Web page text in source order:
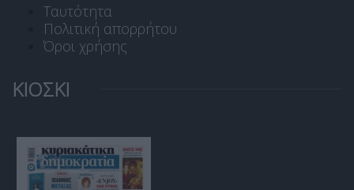
Ταυτότητα
Πολιτική απορρήτου
Όροι χρήσης
ΚΙΟΣΚΙ